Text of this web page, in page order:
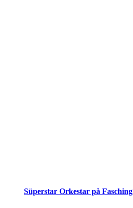
Süperstar Orkestar på Fasching